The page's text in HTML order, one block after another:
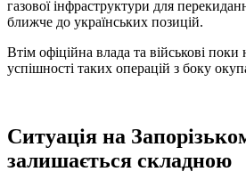
газової інфраструктури для
ближче до українських позицій.
Втім офіційна влада та військові
успішності таких операцій з боку
Ситуація на
залишається складною